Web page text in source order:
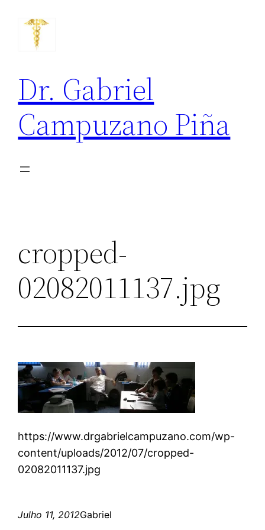
para
Dr. Gabriel
Campuzano Piña
cropped-
02082011137.jpg
https://www.drgabrielcampuzano.com/wp-
content/uploads/2012/07/cropped-
02082011137.jpg
Julho 11, 2012Gabriel